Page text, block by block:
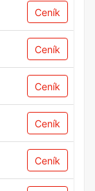
Ceník
Ceník
Ceník
Ceník
Ceník